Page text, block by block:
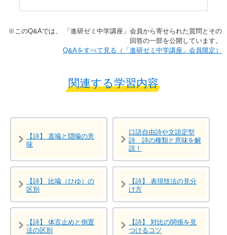
※​このQ&Aでは、​ 「進研ゼミ中学講座」​会員から寄せられた質問とその
回答の一部を公開しています。​
​​Q&Aをすべて見る（「進研ゼミ中学講座」会員限定）
関連する学習内容
【詩】 直喩と隠喩の意
味
口語自由詩や文語定型
詩 詩の種類と意味を解
説！
【詩】 比喩（ひゆ）の
区別
【詩】 表現技法の見分
け方
【詩】 体言止めと倒置
法の区別
【詩】 対比の関係を見
つけるコツ